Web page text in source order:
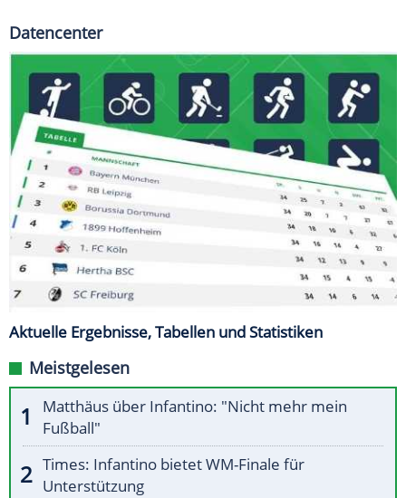
Datencenter
Aktuelle Ergebnisse, Tabellen und Statistiken
Meistgelesen
Matthäus über Infantino: "Nicht mehr mein
Fußball"
Times: Infantino bietet WM-Finale für
Unterstützung